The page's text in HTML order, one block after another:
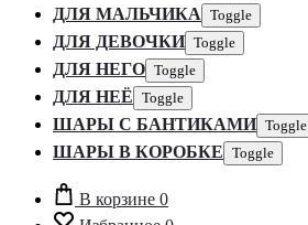
ДЛЯ МАЛЬЧИКА Toggle
ДЛЯ ДЕВОЧКИ Toggle
ДЛЯ НЕГО Toggle
ДЛЯ НЕЁ Toggle
ШАРЫ С БАНТИКАМИ Toggle
ШАРЫ В КОРОБКЕ Toggle
В корзине 0